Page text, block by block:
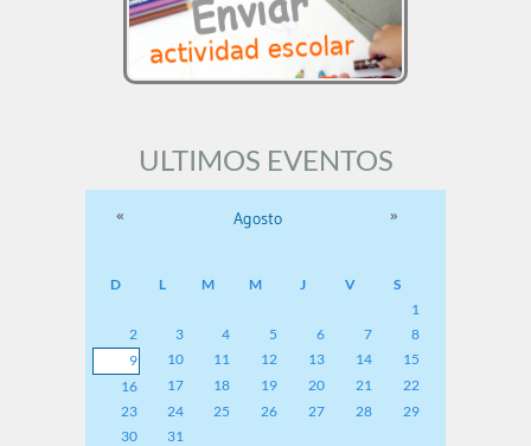
ULTIMOS EVENTOS
Agosto
« »
D L M M J V
S
1
2
3 4 5 6 7
8
9
10 11 12 13 14
15
16
17 18 19 20 21
22
23
24 25 26 27 28
29
30
31